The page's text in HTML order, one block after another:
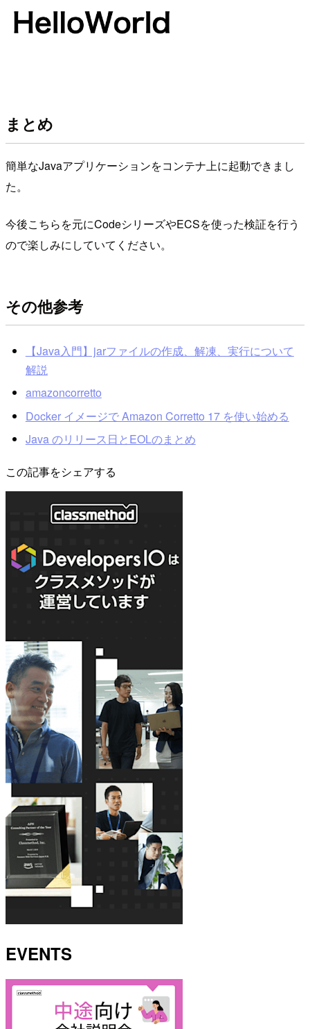
まとめ
簡単なJavaアプリケーションをコンテナ上に起動できまし
た。
今後こちらを元にCodeシリーズやECSを使った検証を行う
ので楽しみにしていてください。
その他参考
【Java入門】jarファイルの作成、解凍、実行について
解説
amazoncorretto
Docker イメージで Amazon Corretto 17 を使い始める
Java のリリース日とEOLのまとめ
この記事をシェアする
EVENTS